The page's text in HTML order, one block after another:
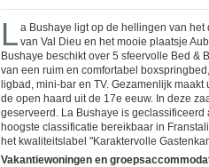
L a Bushaye ligt op de hellingen van
van Val Dieu en het mooie plaatsje
Bushaye beschikt over 5 sfeervolle Bed &
van een ruim en comfortabel
ligbad, mini-bar en TV. Gezamenlijk
de open haard uit de 17e eeuw. In deze
geserveerd. La Bushaye is geclassificeerd
hoogste classificatie bereikbaar in
het kwaliteitslabel "Karaktervolle
Vakantiewoningen en